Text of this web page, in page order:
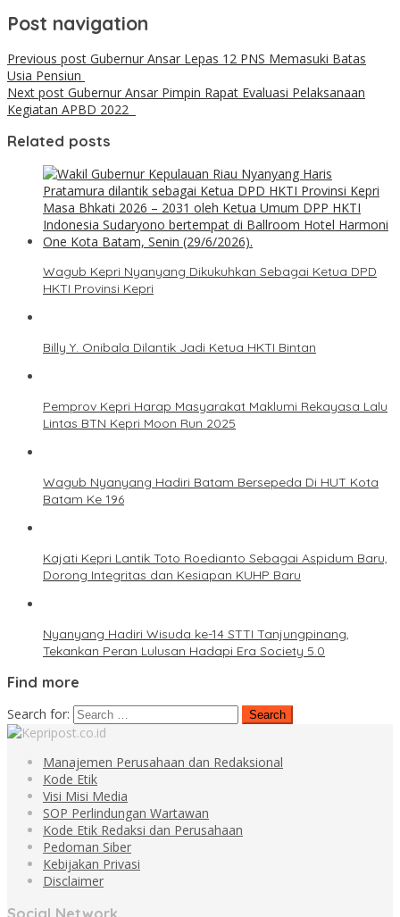
Post navigation
Previous post Gubernur Ansar Lepas 12 PNS Memasuki Batas
Usia Pensiun
Next post Gubernur Ansar Pimpin Rapat Evaluasi Pelaksanaan
Kegiatan APBD 2022
Related posts
Wagub Kepri Nyanyang Dikukuhkan Sebagai Ketua DPD
HKTI Provinsi Kepri
Billy Y. Onibala Dilantik Jadi Ketua HKTI Bintan
Pemprov Kepri Harap Masyarakat Maklumi Rekayasa Lalu
Lintas BTN Kepri Moon Run 2025
Wagub Nyanyang Hadiri Batam Bersepeda Di HUT Kota
Batam Ke 196
Kajati Kepri Lantik Toto Roedianto Sebagai Aspidum Baru,
Dorong Integritas dan Kesiapan KUHP Baru
Nyanyang Hadiri Wisuda ke-14 STTI Tanjungpinang,
Tekankan Peran Lulusan Hadapi Era Society 5.0
Find more
Search for:
Manajemen Perusahaan dan Redaksional
Kode Etik
Visi Misi Media
SOP Perlindungan Wartawan
Kode Etik Redaksi dan Perusahaan
Pedoman Siber
Kebijakan Privasi
Disclaimer
Social Network